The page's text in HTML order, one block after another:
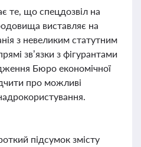
те, що спецдозвіл на
виставляє на
з невеликим статутним
зв’язки з фігурантами
Бюро економічної
про можливі
підсумок змісту